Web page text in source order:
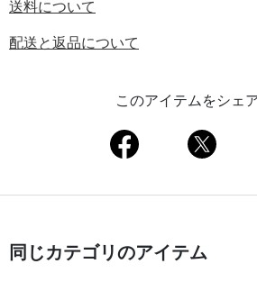
送料について
配送と返品について
このアイテムをシェ
同じカテゴリのアイテム